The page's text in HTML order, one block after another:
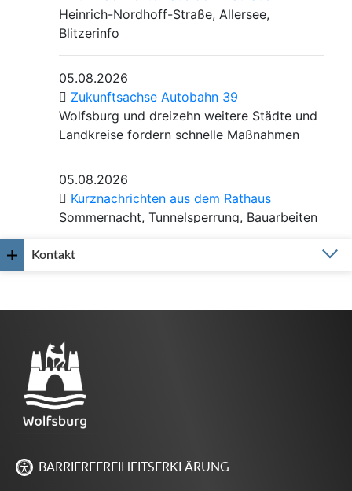
Kontakt
BARRIEREFREIHEITSERKLÄRUNG